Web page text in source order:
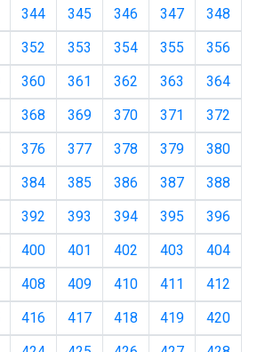
344 345 346 347
348
352 353 354 355
356
360 361 362 363
364
368 369 370 371
372
376 377 378 379
380
384 385 386 387
388
392 393 394 395
396
400 401 402 403
404
408 409 410 411
412
416 417 418 419
420